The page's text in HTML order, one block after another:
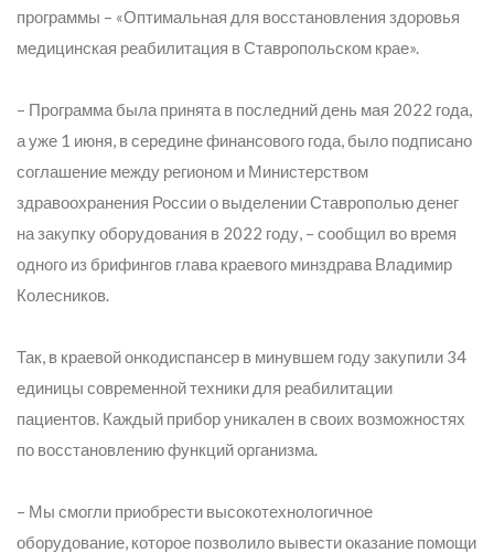
программы – «Оптимальная для восстановления здоровья
медицинская реабилитация в Ставропольском крае».
– Программа была принята в последний день мая 2022 года,
а уже 1 июня, в середине финансового года, было подписано
соглашение между регионом и Министерством
здравоохранения России о выделении Ставрополью денег
на закупку оборудования в 2022 году, – сообщил во время
одного из брифингов глава краевого минздрава Владимир
Колесников.
Так, в краевой онкодиспансер в минувшем году закупили 34
единицы современной техники для реабилитации
пациентов. Каждый прибор уникален в своих возможностях
по восстановлению функций организма.
– Мы смогли приобрести высокотехнологичное
оборудование, которое позволило вывести оказание помощи